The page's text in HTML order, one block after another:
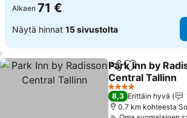
Alkaen 71 €
Näytä hinnat 15 sivustolta
Jaa Lisää
Park Inn by
Central Tallinn
Katso hinnat
4 Tähtiluokitus
8,3 Erittäin hyvä
0.7 km kohteesta